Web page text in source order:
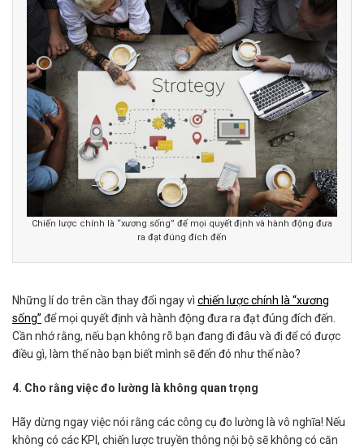
Chiến lược chính là “xương sống” để mọi quyết định và hành động đưa
ra đạt đúng đích đến
Những lí do trên cần thay đổi ngay vì chiến lược chính là “xương
sống” để mọi quyết định và hành động đưa ra đạt đúng đích đến.
Cần nhớ rằng, nếu bạn không rõ bạn đang đi đâu và đi để có được
điều gì, làm thế nào bạn biết mình sẽ đến đó như thế nào?
4. Cho rằng việc đo lường là không quan trọng
Hãy dừng ngay việc nói rằng các công cụ đo lường là vô nghĩa! Nếu
không có các KPI, chiến lược truyền thông nội bộ sẽ không có căn